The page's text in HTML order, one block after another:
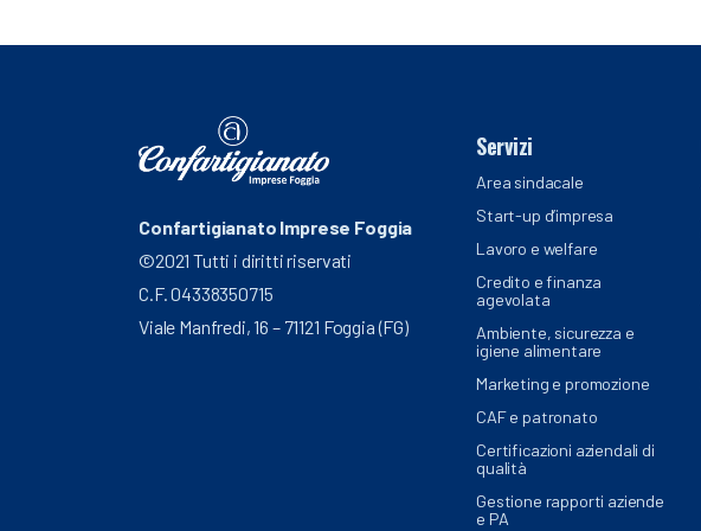
Confartigianato Imprese Foggia
©2021 Tutti i diritti riservati
C.F. 04338350715
Viale Manfredi, 16 – 71121 Foggia (FG)
Servizi
Area sindacale
Start-up d’impresa
Lavoro e welfare
Credito e finanza
agevolata
Ambiente, sicurezza e
igiene alimentare
Marketing e promozione
CAF e patronato
Certificazioni aziendali di
qualità
Gestione rapporti aziende
e PA